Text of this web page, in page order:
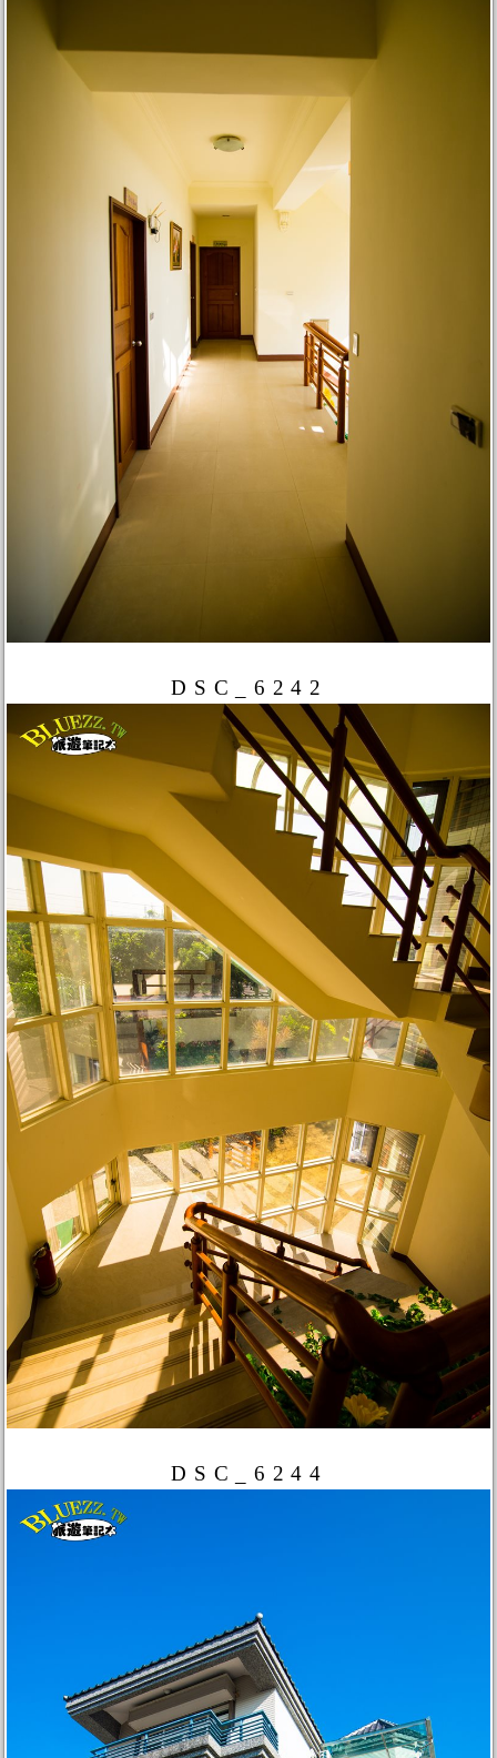
DSC_6242
DSC_6244